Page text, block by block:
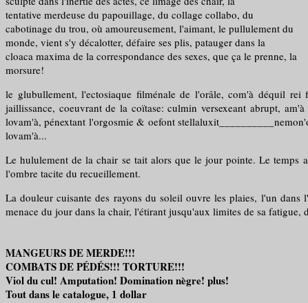
tentative merdeuse du papouillage, du collage collabo, du
cabotinage du trou, où amoureusement, l'aimant, le pullulement du
monde, vient s'y décalotter, défaire ses plis, patauger dans la
cloaca maxima de la correspondance des sexes, que ça le prenne, la
morsure!
le glubullement, l'ectosiaque filménale de l'orâle, com'à déquil rei
jaillissance, coeuvrant de la coïtase: culmin versexeant abrupt,
lovam'à, pénextant l'orgosmie & oefont
lovam'à...
Le hululement de la chair se tait alors que le jour pointe. Le temps
l'ombre tacite du recueillement.
La douleur cuisante des rayons du soleil ouvre les plaies, l'un dans
menace du jour dans la chair, l'étirant jusqu'aux limites de sa fatigue,
MANGEURS DE MERDE!!!
COMBATS DE PÉDÉS!!! TORTURE!!!
Viol du cul! Amputation! Domination nègre! plus!
Tout dans le catalogue, 1 dollar